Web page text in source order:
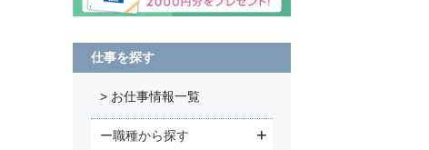
仕事を探す
> お仕事情報一覧
ー職種から探す